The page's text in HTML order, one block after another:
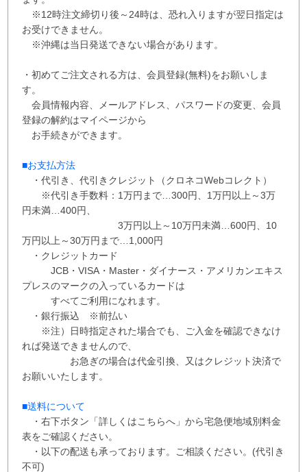
※12時注文締切り後～24時は、恐れ入りますが翌日指定は
お受けできません。
※沖縄は当日発送できない場合があります。
・初めてご注文される方は、会員登録(無料)をお願いしま
す。
会員情報内容、メールアドレス、パスワードの変更、会員
登録の解約はマイページから
お手続きができます。
■お支払方法
・代引き、代引きクレジット（クロネコWebコレクト）
※代引き手数料： 1万円まで…300円、 1万円以上～3万
円未満…400円
3万円以上～10万円未満…600円
10
万円以上～30万円まで…1,000円
・クレジットカード
JCB・VISA・Master・ダイナース・アメリカンエキス
プレスのマークの入っているカードは
すべてご利用になれます。
・銀行振込 ※前払い
※注）日時指定された場合でも、ご入金を確認できなけ
れば発送できませんので、
お急ぎの場合は代金引換、又はクレジット決済で
お願いいたします。
■送料について
・右下ボタン 「詳しくはこちらへ」から宅急便地域別料金
表をご確認ください。
・以下の配送も承っております。ご相談ください。(代引き
不可)